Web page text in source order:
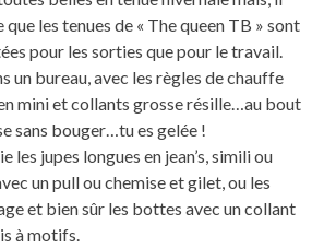
que les tenues de « The queen TB » sont
pour les sorties que pour le travail.
un bureau, avec les règles de chauffe
mini et collants grosse résille…au bout
sans bouger…tu es gelée !
les jupes longues en jean’s, simili ou
un pull ou chemise et gilet, ou les
et bien sûr les bottes avec un collant
à motifs.